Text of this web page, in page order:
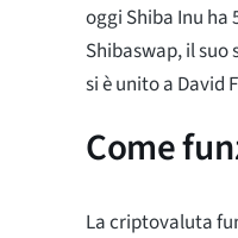
oggi Shiba Inu
Shibaswap, il suo
si è unito a David
Come
La criptovaluta